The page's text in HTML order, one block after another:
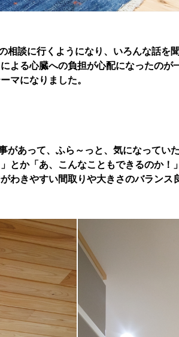
談に行くようになり、いろんな話
る心臓への負担が心配になったの
マになりました。
あって、ふら～っと、気になって
とか「あ、こんなこともできるのか
きやすい間取りや大きさのバランス